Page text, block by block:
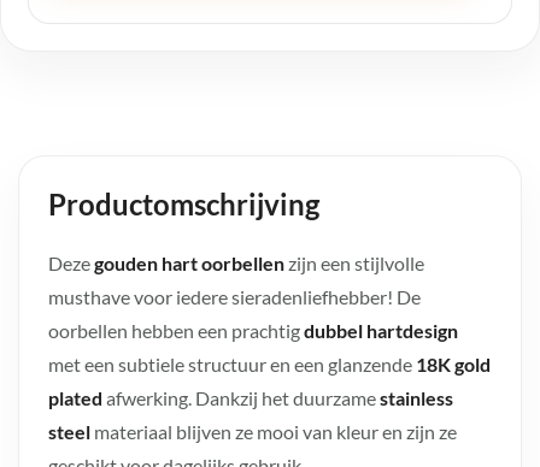
Productomschrijving
Dezegouden hart oorbellenzijn een stijlvolle
musthave voor iedere sieradenliefhebber! De
oorbellen hebben een prachtigdubbel hartdesign
met een subtiele structuur en een glanzende 18K gold
plated afwerking. Dankzij het duurzamestainless
steel materiaal blijven ze mooi van kleur en zijn ze